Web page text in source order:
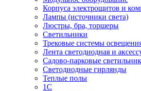
Корпуса электрощитов и
Лампы (источники света)
Люстры, бра, торшеры
Светильники
Трековые системы
Лента светодиодная и
Садово-парковые
Светодиодные гирлянды
Теплые полы
1С